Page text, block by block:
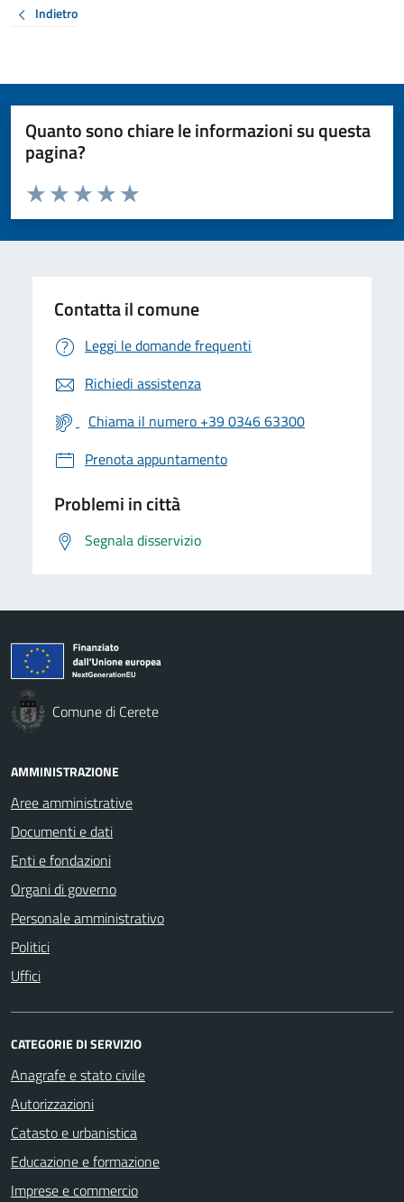
Indietro
Quanto sono chiare le informazioni su questa
pagina?
Valuta da 1 a 5 stelle la pagina
Valuta 5 stelle su 5
Valuta 4 stelle su 5
Valuta 3 stelle su 5
Valuta 2 stelle su 5
Valuta 1 stelle su 5
Contatta il comune
Leggi le domande frequenti
Richiedi assistenza
Chiama il numero +39 0346 63300
Prenota appuntamento
Problemi in città
Segnala disservizio
Comune di Cerete
AMMINISTRAZIONE
Aree amministrative
Documenti e dati
Enti e fondazioni
Organi di governo
Personale amministrativo
Politici
Uffici
CATEGORIE DI SERVIZIO
Anagrafe e stato civile
Autorizzazioni
Catasto e urbanistica
Educazione e formazione
Imprese e commercio